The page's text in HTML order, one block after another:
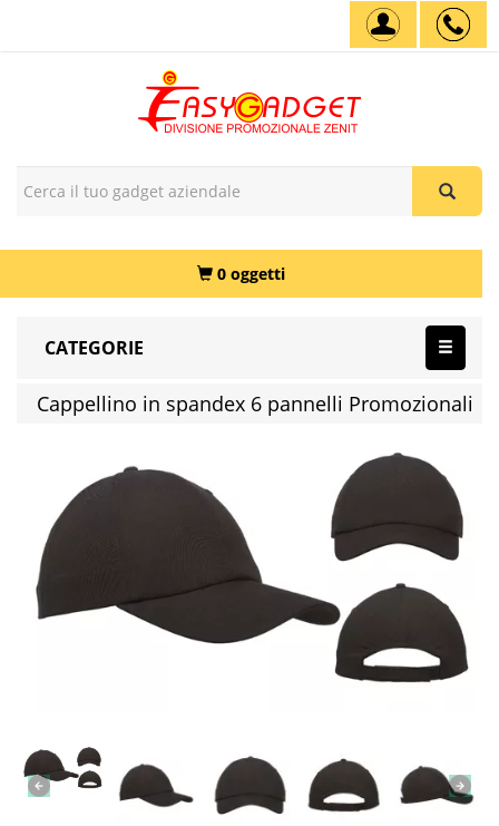
0 oggetti
CATEGORIE
Cappellino in spandex 6 pannelli Promozionali